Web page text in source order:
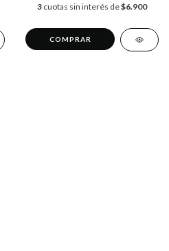
3 cuotas sin interés de$6.900